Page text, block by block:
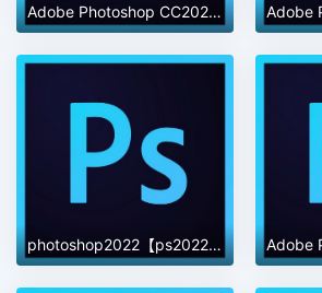
Adobe Photoshop CC2020绿色中文精简版
photoshop2022【ps2022】绿色正式版